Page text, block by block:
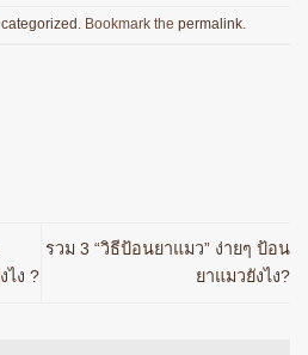
. Bookmark the permalink
ไง ?
รวม 3 “วิธีป้อนยาแมว” ง่ายๆ ป้อน
ยาแมวยังไง?